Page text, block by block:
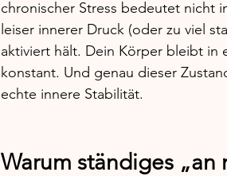
chronischer Stress bedeutet nicht
leiser innerer Druck (oder zu viel
aktiviert hält. Dein Körper bleibt in
konstant. Und genau dieser
echte innere Stabilität.
Warum ständiges